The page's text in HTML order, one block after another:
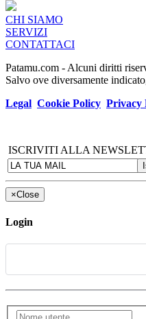
CHI SIAMO
SERVIZI
CONTATTACI
Patamu.com - Alcuni diritti
Salvo ove diversamente
Legal Cookie Policy Privacy
ISCRIVITI ALLA
×Close
Login